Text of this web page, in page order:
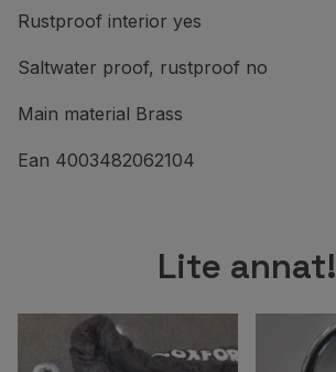
Rustproof interior yes
Saltwater proof, rustproof no
Main material Brass
Ean 4003482062104
Lite annat!